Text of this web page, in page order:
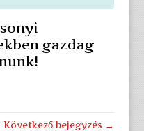
gazdag
Következő bejegyzés →